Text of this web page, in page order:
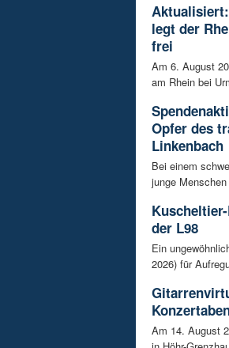
legt der
frei
Am 6. August
am Rhein bei
Opfer des
Linkenbach
Bei einem
junge
der L98
Ein
2026) für
Am 14. August